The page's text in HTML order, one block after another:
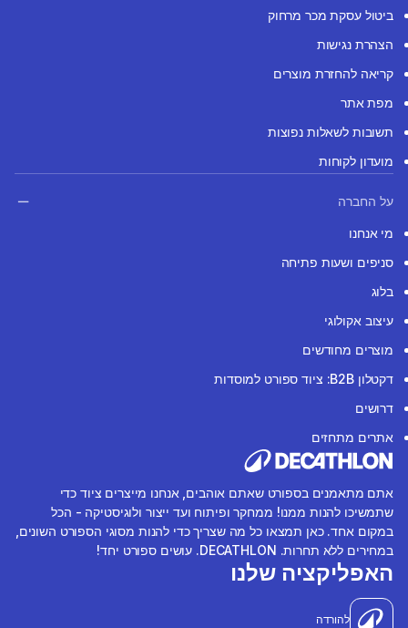
ביטול עסקת מכר מרחוק
הצהרת נגישות
קריאה להחזרת מוצרים
מפת אתר
תשובות לשאלות נפוצות
מועדון לקוחות
על החברה
מי אנחנו
סניפים ושעות פתיחה
בלוג
עיצוב אקולוגי
מוצרים מחודשים
דקטלון B2B: ציוד ספורט למוסדות
דרושים
אתרים מתחזים
אתם מתאמנים בספורט שאתם אוהבים, אנחנו מייצרים ציוד כדי
שתמשיכו להנות ממנו! ממחקר ופיתוח ועד ייצור ולוגיסטיקה - הכל
במקום אחד. כאן תמצאו כל מה שצריך כדי להנות מסוגי הספורט השונים,
במחירים ללא תחרות. DECATHLON. עושים ספורט יחד!
האפליקציה שלנו
להורדה